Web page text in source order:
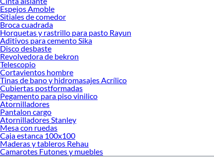
Espejos Amoble
Sitiales de comedor
Broca cuadrada
Horquetas y rastrillo para pasto Rayun
Aditivos para cemento Sika
Disco desbaste
Revolvedora de bekron
Telescopio
Cortavientos hombre
Tinas de bano y hidromasajes Acrílico
Cubiertas postformadas
Pegamento para piso vinilico
Atornilladores
Pantalon cargo
Atornilladores Stanley
Mesa con ruedas
Caja estanca 100x100
Maderas y tableros Rehau
Camarotes Futones y muebles